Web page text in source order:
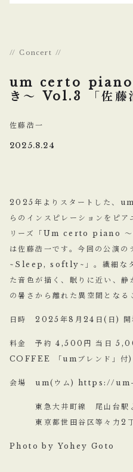
Concert
um certo piano
き～ Vol.3 「佐藤
佐藤浩一
2025.8.24
2025年よりスタートした、
らのインスピレーションをピア
リーズ「Um certo piano ～
は佐藤浩一です。今回の公演の
~Sleep, softly~」。繊細なタ
た音色が描く、眠りに近い、
の暑さから離れた異空間となる
日時 2025年8月24日(日)
料金 予約 4,500円 当日
COFFEE 「umブレンド」付)
会場 um(ウム) https://
東急大井町線 尾山台駅よ
東京都世田谷区等々力2
Photo by Yohey Goto